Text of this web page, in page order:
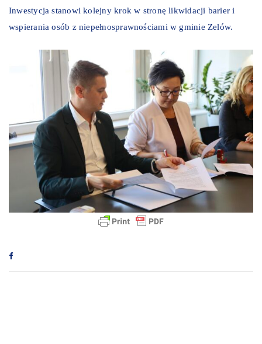
Inwestycja stanowi kolejny krok w stronę likwidacji barier i
wspierania osób z niepełnosprawnościami w gminie Zelów.